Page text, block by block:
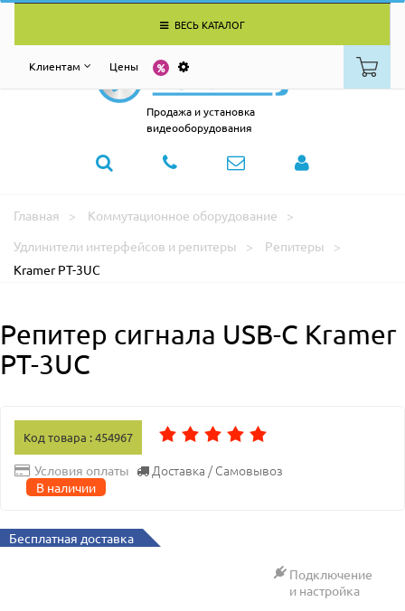
ВЕСЬ КАТАЛОГ
Клиентам Цены
Продажа и установка
видеооборудования
Главная
Коммутационное оборудование
Удлинители интерфейсов и репитеры
Репитеры
Kramer PT-3UC
Репитер сигнала USB-C Kramer
PT-3UC
Код товара : 454967
Условия оплаты Доставка / Самовывоз
В наличии
Бесплатная доставка
Подключение
и настройка